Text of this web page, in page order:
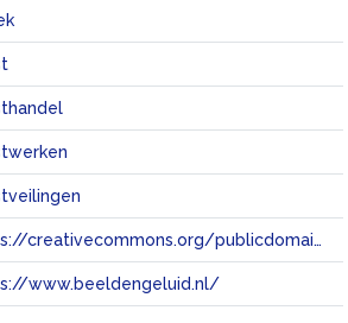
https://creativecommons.org/publicdomain/zero/1.0/
www.beeldengeluid.nl/